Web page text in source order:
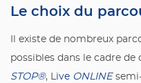
Le choix du
Il existe de nombreux
possibles dans le cadre de
STOP®, Live ONLINE